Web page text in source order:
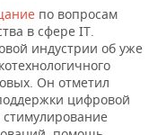
по вопросам
в сфере IT.
индустрии об уже
Он отметил
цифровой